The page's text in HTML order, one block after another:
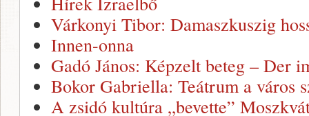
Várkonyi Tibor: Damaszkuszig
Innen-onna
Gadó János: Képzelt beteg – Der
Bokor Gabriella: Teátrum a város
A zsidó kultúra „bevette”